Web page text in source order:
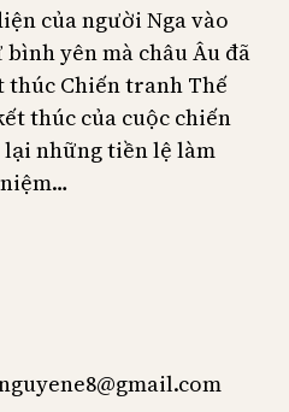
của người Nga vào
yên mà châu Âu đã
thúc Chiến tranh Thế
thúc của cuộc chiến
lại những tiền lệ làm